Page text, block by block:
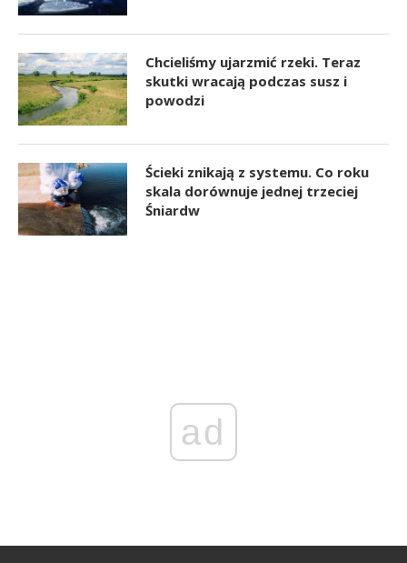
Chcieliśmy ujarzmić rzeki. Teraz
skutki wracają podczas susz i
powodzi
Ścieki znikają z systemu. Co roku
skala dorównuje jednej trzeciej
Śniardw
ad